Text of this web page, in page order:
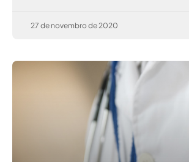
27 de novembro de 2020